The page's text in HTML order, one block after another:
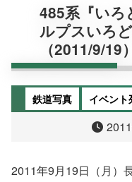
485系『いろ
ルプスいろ
（2011/9/19）
鉄道写真 イベント
2011年9月19日（月）